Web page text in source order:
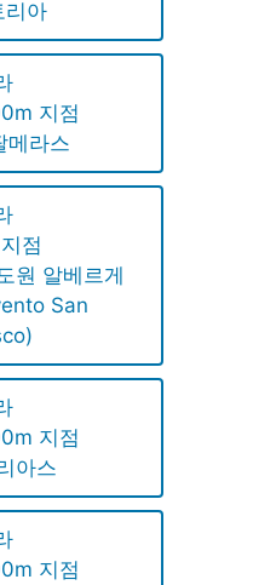
리아
지점
메라스
점
원 알베르게
San
지점
아스
지점